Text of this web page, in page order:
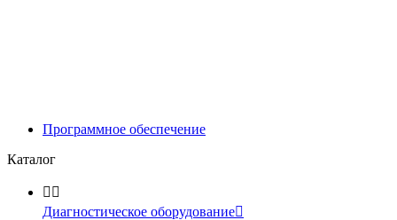
Программное обеспечение
Каталог
 
Диагностическое оборудование